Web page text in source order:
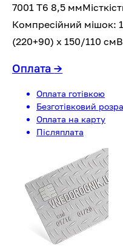
7001 T6 8,5
Компресійний мішок:
(220+90) x 150/110
Оплата→
Оплата готівкою
Безготівковий
Оплата на карту
Післяплата